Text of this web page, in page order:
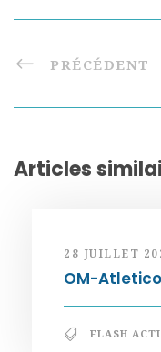
PRÉCÉDENT
Articles
28 JUILLET
OM-
FLASH